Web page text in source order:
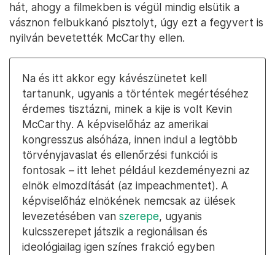
hát, ahogy a filmekben is végül mindig elsütik a
vásznon felbukkanó pisztolyt, úgy ezt a fegyvert is
nyilván bevetették McCarthy ellen.
Na és itt akkor egy kávészünetet kell
tartanunk, ugyanis a történtek megértéséhez
érdemes tisztázni, minek a kije is volt Kevin
McCarthy. A képviselőház az amerikai
kongresszus alsóháza, innen indul a legtöbb
törvényjavaslat és ellenőrzési funkciói is
fontosak – itt lehet például kezdeményezni az
elnök elmozdítását (az impeachmentet). A
képviselőház elnökének nemcsak az ülések
levezetésében van szerepe, ugyanis
kulcsszerepet játszik a regionálisan és
ideológiailag igen színes frakció egyben